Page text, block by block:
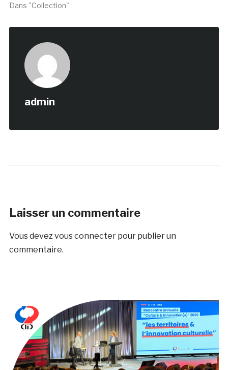
Dans "Collection"
admin
Laisser un commentaire
Vous devez vous connecterpour publier un
commentaire.